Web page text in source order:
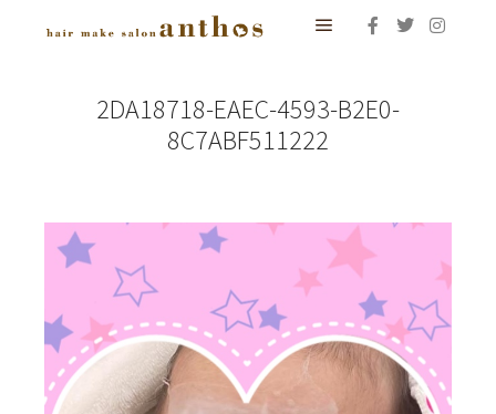
2DA18718-EAEC-4593-B2E0-
8C7ABF511222